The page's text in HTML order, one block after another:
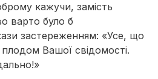
кажучи, замість
варто було б
застереженням: «Усе, що
Вашої свідомості.